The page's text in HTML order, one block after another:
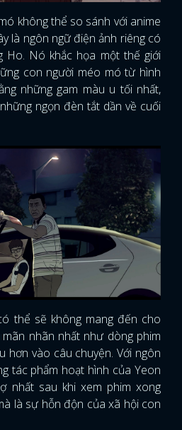
không thể so sánh với anime
là ngôn ngữ điện ảnh riêng có
Ho. Nó khắc họa một thế giới
con người méo mó từ hình
những gam màu u tối nhất,
ngọn đèn tắt dần về cuối
thể sẽ không mang đến cho
nhãn nhất như dòng phim
hơn vào câu chuyện. Với ngôn
tác phẩm hoạt hình của Yeon
nhất sau khi xem phim xong
là sự hỗn độn của xã hội con